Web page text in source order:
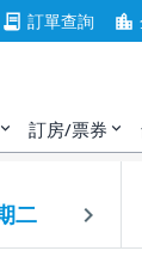
contract 訂單查詢 location_city
expand_more 訂房/票券 expand_more